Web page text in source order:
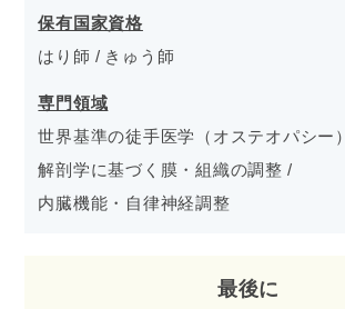
保有国家資格
はり師
きゅう師
専門領域
世界基準の徒手医学（オステオパシー）
解剖学に基づく膜・組織の調整
内臓機能・自律神経調整
最後に